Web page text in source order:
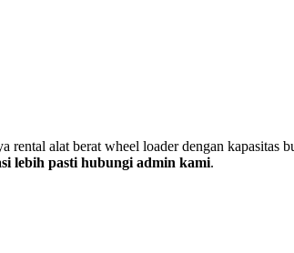
alat berat wheel loader dengan kapasitas
lebih pasti hubungi admin kami.